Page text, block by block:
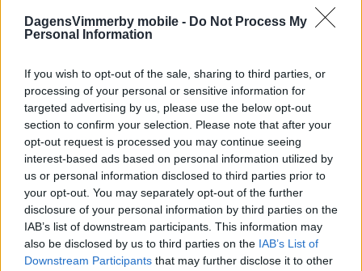
DagensVimmerby mobile - Do Not Process My
Personal Information
If you wish to opt-out of the sale, sharing to third parties, or
processing of your personal or sensitive information for
targeted advertising by us, please use the below opt-out
section to confirm your selection. Please note that after your
opt-out request is processed you may continue seeing
interest-based ads based on personal information utilized by
us or personal information disclosed to third parties prior to
your opt-out. You may separately opt-out of the further
disclosure of your personal information by third parties on the
IAB’s list of downstream participants. This information may
also be disclosed by us to third parties on the IAB’s List of
Downstream Participants that may further disclose it to other